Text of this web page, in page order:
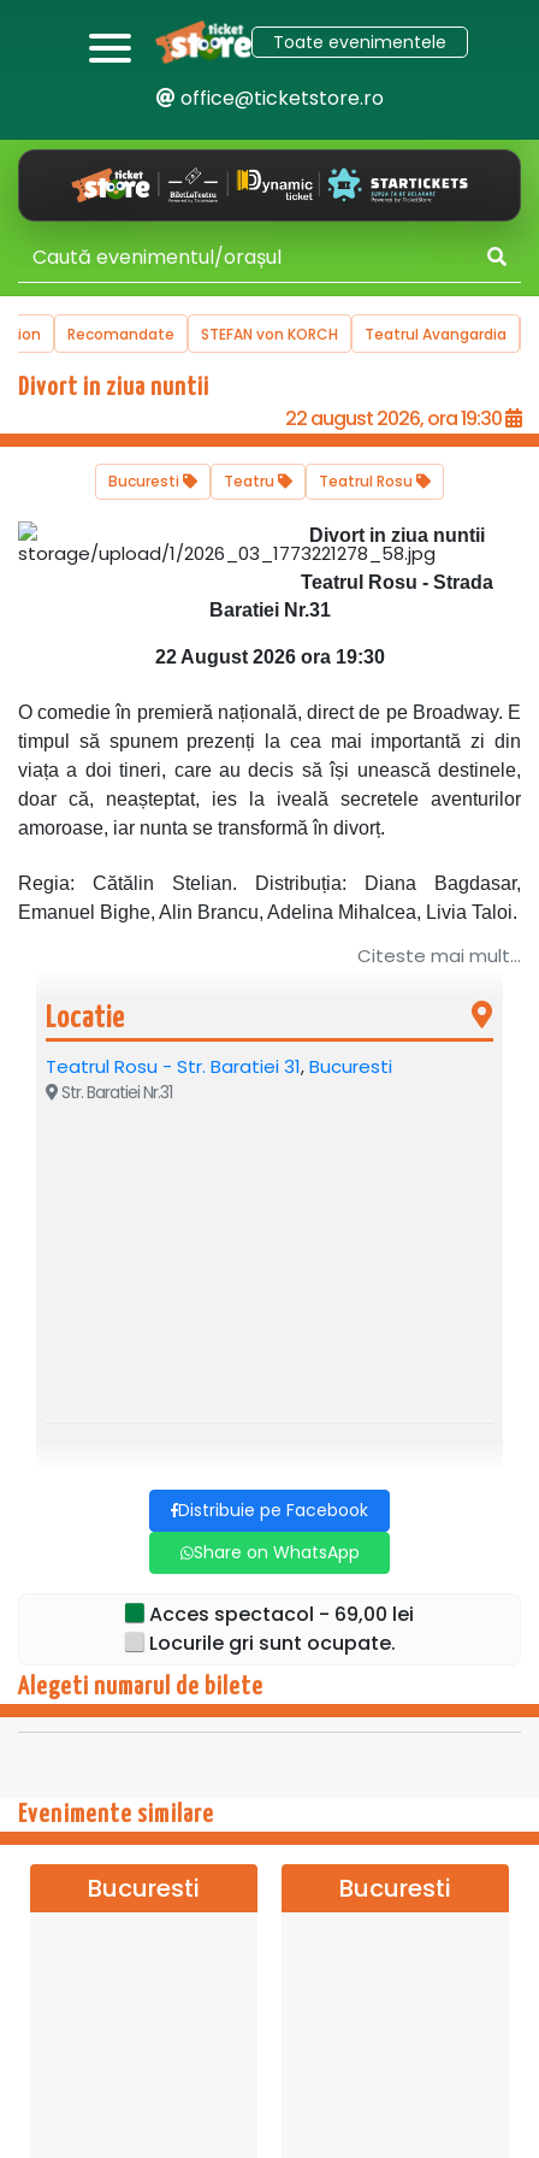
Toate evenimentele
office@ticketstore.ro
Recomandate STEFAN von KORCH Teatrul Avangardia
Divort in ziua nuntii
22 august 2026, ora 19:30
Bucuresti Teatru Teatrul Rosu
Divort in ziua nuntii
Teatrul Rosu - Strada
Baratiei Nr.31
22 August 2026 ora 19:30
O comedie în premieră națională, direct de pe Broadway. E
timpul să spunem prezenți la cea mai importantă zi din
viața a doi tineri, care au decis să își unească destinele,
doar că, neașteptat, ies la iveală secretele aventurilor
amoroase, iar nunta se transformă în divorț.
Regia: Cătălin Stelian. Distribuția: Diana Bagdasar,
Emanuel Bighe, Alin Brancu, Adelina Mihalcea, Livia Taloi.
Citeste mai mult...
Locatie
Teatrul Rosu - Str. Baratiei 31,Bucuresti
Str. Baratiei Nr.31
Distribuie pe Facebook
Share on WhatsApp
Acces spectacol - 69,00 lei
Locurile gri sunt ocupate.
Alegeti numarul de bilete
Evenimente similare
Bucuresti Bucuresti